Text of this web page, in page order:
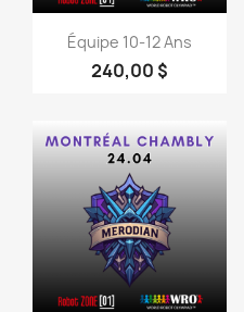
Aperçu rapide
Équipe 10-12 Ans
240,00 $